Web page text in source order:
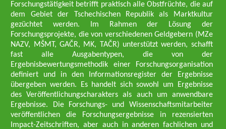
Forschungstätigkeit betrifft praktisch alle Obstfrüchte, die auf
dem Gebiet der Tschechischen Republik als Marktkultur
gezüchtet werden. Im Rahmen der Lösung der
Forschungsprojekte, die von verschiedenen Geldgebern (MZe
NAZV, MŠMT, GAČR, MK, TAČR) unterstützt werden, schafft
fast alle Ausgabentypen, die von der
Ergebnisbewertungsmethodik einer Forschungsorganisation
definiert und in den Informationsregister der Ergebnisse
übergeben werden. Es handelt sich sowohl um Ergebnisse
des Veröffentlichungscharakters als auch um anwendbare
Ergebnisse. Die Forschungs- und Wissenschaftsmitarbeiter
veröffentlichen die Forschungsergebnisse in rezensierten
Impact-Zeitschriften, aber auch in anderen fachlichen und